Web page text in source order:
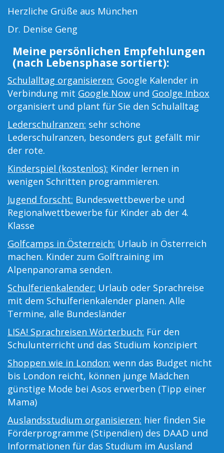
Herzliche Grüße aus München
Dr. Denise Geng
Meine persönlichen Empfehlungen
(nach Lebensphase sortiert):
Schulalltag organisieren: Google Kalender in
Verbindung mit Google Now und Goolge Inbox
organisiert und plant für Sie den Schulalltag
Lederschulranzen: sehr schöne
Lederschulranzen, besonders gut gefällt mir
der rote.
Kinderspiel (kostenlos): Kinder lernen in
wenigen Schritten programmieren.
Jugend forscht: Bundeswettbewerbe und
Regionalwettbewerbe für Kinder ab der 4.
Klasse
Golfcamps in Österreich: Urlaub in Österreich
machen. Kinder zum Golftraining im
Alpenpanorama senden.
Schulferienkalender: Urlaub oder Sprachreise
mit dem Schulferienkalender planen. Alle
Termine, alle Bundesländer
LISA! Sprachreisen Wörterbuch: Für den
Schulunterricht und das Studium konzipiert
Shoppen wie in London: wenn das Budget nicht
bis London reicht, können junge Mädchen
günstige Mode bei Asos erwerben (Tipp einer
Mama)
Auslandsstudium organisieren: hier finden Sie
Förderprogramme (Stipendien) des DAAD und
Informationen für das Studium im Ausland